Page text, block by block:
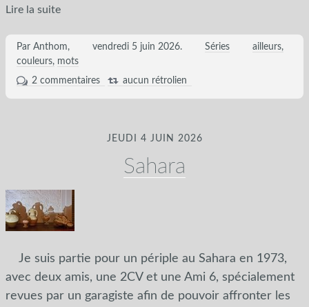
Lire la suite
Par Anthom, vendredi 5 juin 2026. Séries
ailleurs
couleurs mots
2 commentaires
aucun rétrolien
JEUDI 4 JUIN 2026
Sahara
Je suis partie pour un périple au Sahara en 1973,
avec deux amis, une 2CV et une Ami 6, spécialement
revues par un garagiste afin de pouvoir affronter les